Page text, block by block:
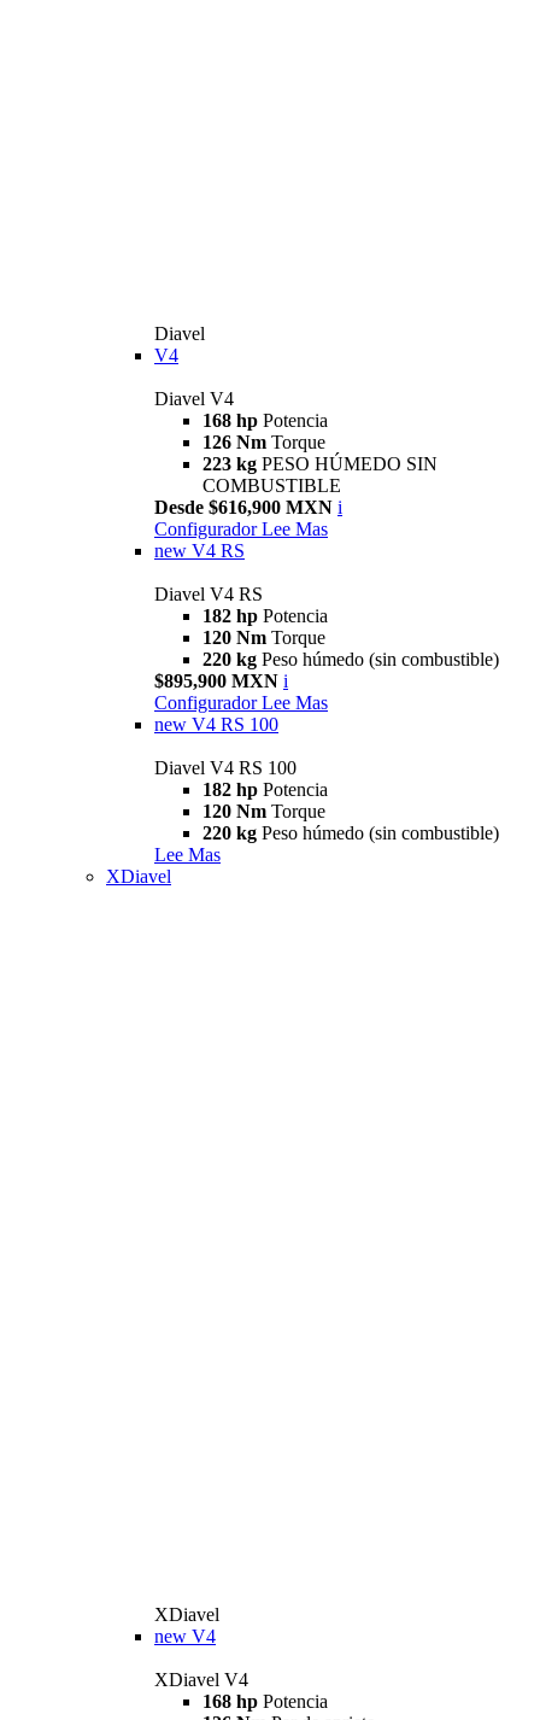
Diavel
V4
Diavel V4
168 hp Potencia
126 Nm Torque
223 kg PESO HÚMEDO SIN
COMBUSTIBLE
Desde $616,900 MXN i
Configurador Lee Mas
new V4 RS
Diavel V4 RS
182 hp Potencia
120 Nm Torque
220 kg Peso húmedo (sin combustible)
$895,900 MXN i
Configurador Lee Mas
new V4 RS 100
Diavel V4 RS 100
182 hp Potencia
120 Nm Torque
220 kg Peso húmedo (sin combustible)
Lee Mas
XDiavel
XDiavel
new V4
XDiavel V4
168 hp Potencia